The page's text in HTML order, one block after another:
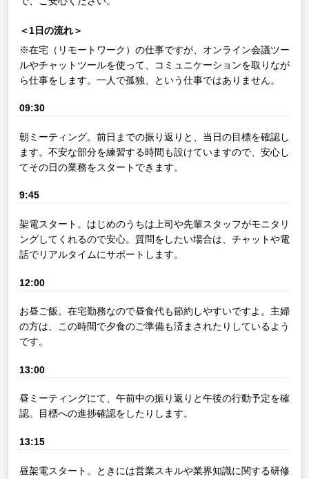
＜1日の流れ＞
※在宅（リモートワーク）の仕事ですが、オンライン会議ツー
ルやチャットツールを使って、コミュニケーションを取りなが
ら仕事をします。一人で孤独、という仕事ではありません。
09:30
朝ミーティング。前日までの振り返りと、当日の目標を確認し
ます。不安な部分を練習する時間も設けていますので、安心し
てその日の業務をスタートできます。
9:45
架電スタート。はじめのうちは上司や先輩スタッフがモニタリ
ングしてくれるので安心。質問をしたい場合は、チャットや電
話でリアルタイムにサポートします。
12:00
お昼ご飯。在宅勤務なので昼食代も節約しやすいですよ。主婦
の方は、この時間で夕食のご準備も済まされたりしているよう
です。
13:00
昼ミーティングにて、午前中の振り返りと午後の行動予定を確
認。目標への進捗確認をしたりします。
13:15
昼架電スタート。ときには営業スキルや業界知識に関する研修